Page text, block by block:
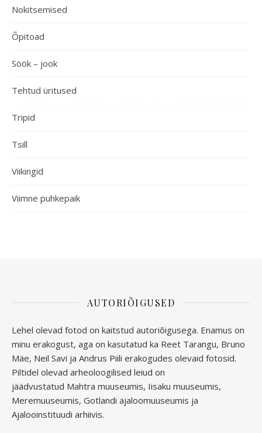
Nokitsemised
Õpitoad
Söök – jook
Tehtud üritused
Tripid
Tsill
Viikingid
Viimne puhkepaik
AUTORIÕIGUSED
Lehel olevad fotod on kaitstud autoriõigusega. Enamus on
minu erakogust, aga on kasutatud ka Reet Tarangu, Bruno
Mäe, Neil Savi ja Andrus Piili erakogudes olevaid fotosid.
Piltidel olevad arheoloogilised leiud on
jäädvustatud Mahtra muuseumis, Iisaku muuseumis,
Meremuuseumis, Gotlandi ajaloomuuseumis ja
Ajalooinstituudi arhiivis.